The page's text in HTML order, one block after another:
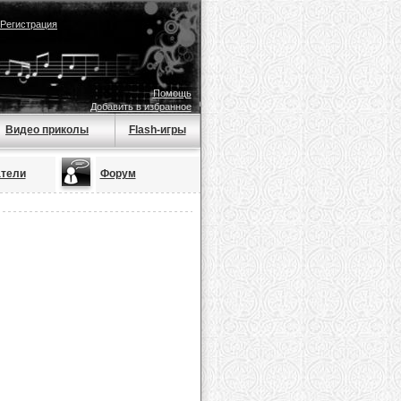
Регистрация
Помощь
Добавить в избранное
Видео приколы Flash-игры
Форум